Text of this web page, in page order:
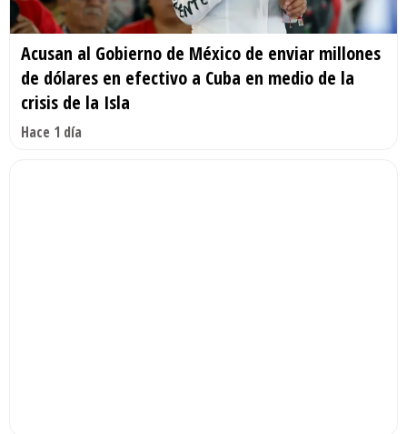
Acusan al Gobierno de México de enviar millones
de dólares en efectivo a Cuba en medio de la
crisis de la Isla
Hace 1 día